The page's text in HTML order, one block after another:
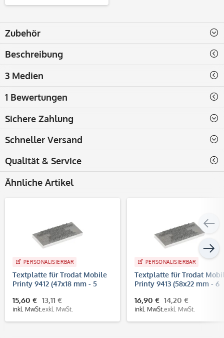
Zubehör
Beschreibung
3 Medien
1 Bewertungen
Sichere Zahlung
Schneller Versand
Qualität & Service
Ähnliche Artikel
PERSONALISIERBAR
Textplatte für Trodat Mobile
Printy 9412 (47x18 mm - 5
15,60 €
inkl. MwSt.
13,11 €
exkl. MwSt.
PERSONALISIERBAR
Textplatte für Trodat
Printy 9413 (58x22 mm - 6
16,90 €
inkl. MwSt.
14,20 €
exkl. MwSt.